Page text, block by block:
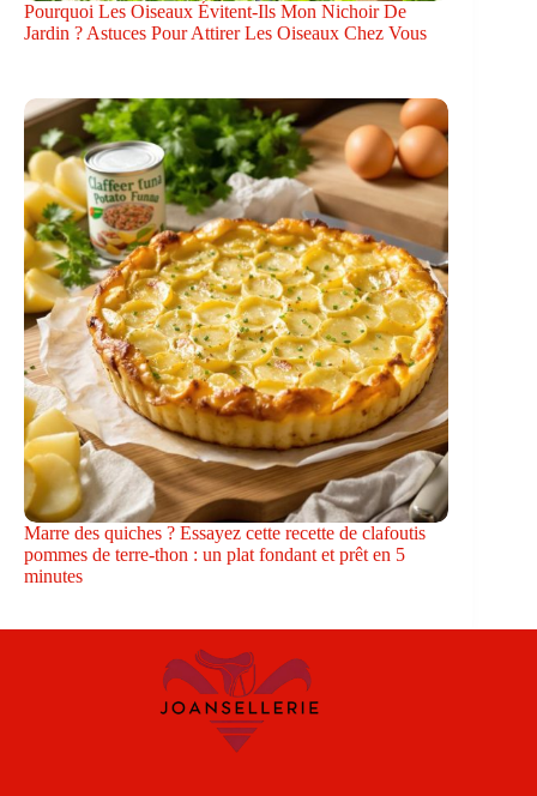
Pourquoi Les Oiseaux Évitent-Ils Mon Nichoir De
Jardin ? Astuces Pour Attirer Les Oiseaux Chez Vous
Marre des quiches ? Essayez cette recette de clafoutis
pommes de terre-thon : un plat fondant et prêt en 5
minutes